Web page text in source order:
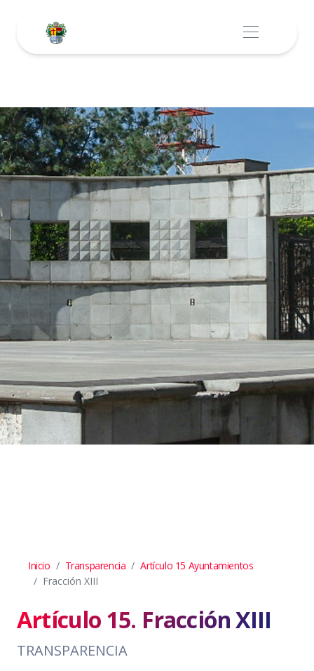
Inicio Transparencia
Artículo 15 Ayuntamientos
Fracción XIII
Artículo 15. Fracción XIII
TRANSPARENCIA